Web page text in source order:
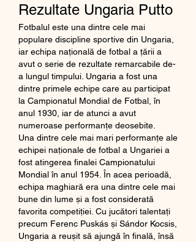
Rezultate Ungaria Putto
Fotbalul este una dintre cele mai
populare discipline sportive din Ungaria,
iar echipa națională de fotbal a țării a
avut o serie de rezultate remarcabile de-
a lungul timpului. Ungaria a fost una
dintre primele echipe care au participat
la Campionatul Mondial de Fotbal, în
anul 1930, iar de atunci a avut
numeroase performanțe deosebite.
Una dintre cele mai mari performanțe ale
echipei naționale de fotbal a Ungariei a
fost atingerea finalei Campionatului
Mondial în anul 1954. În acea perioadă,
echipa maghiară era una dintre cele mai
bune din lume și a fost considerată
favorita competiției. Cu jucători talentați
precum Ferenc Puskás și Sándor Kocsis,
Ungaria a reușit să ajungă în finală, însă